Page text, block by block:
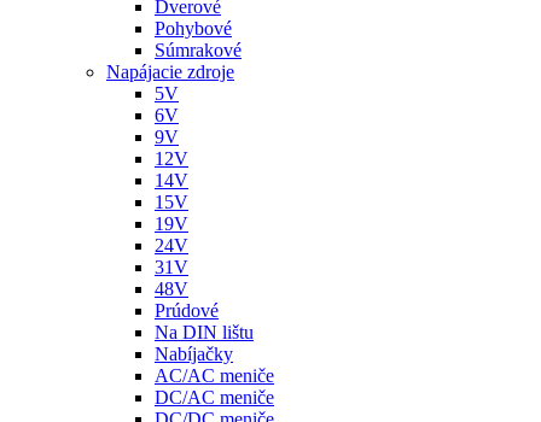
Dverové
Pohybové
Súmrakové
Napájacie zdroje
5V
6V
9V
12V
14V
15V
19V
24V
31V
48V
Prúdové
Na DIN lištu
Nabíjačky
AC/AC meniče
DC/AC meniče